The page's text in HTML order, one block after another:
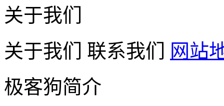
关于我们
关于我们 联系我们 网站
极客狗简介